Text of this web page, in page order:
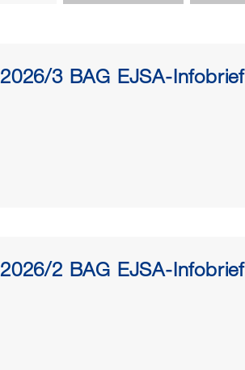
2026/3 BAG EJSA-Infobrief
2026/2 BAG EJSA-Infobrief